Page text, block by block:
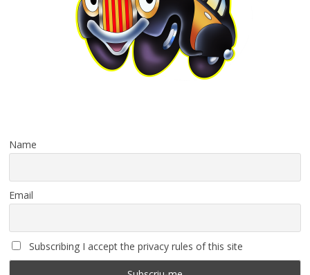
Name
Email
Subscribing I accept the privacy rules of this site